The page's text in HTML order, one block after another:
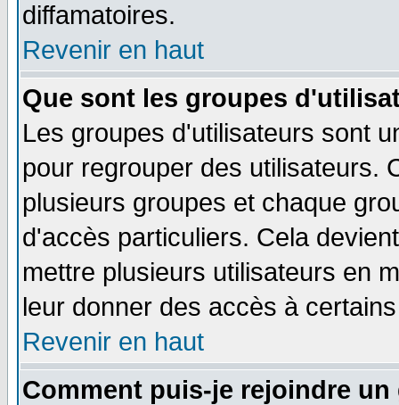
diffamatoires.
Revenir en haut
Que sont les groupes
Les groupes d'utilisateurs sont
pour regrouper des utilisateurs.
plusieurs groupes et chaque
d'accès particuliers. Cela
mettre plusieurs utilisateurs en
leur donner des accès à
Revenir en haut
Comment puis-je rejoindre